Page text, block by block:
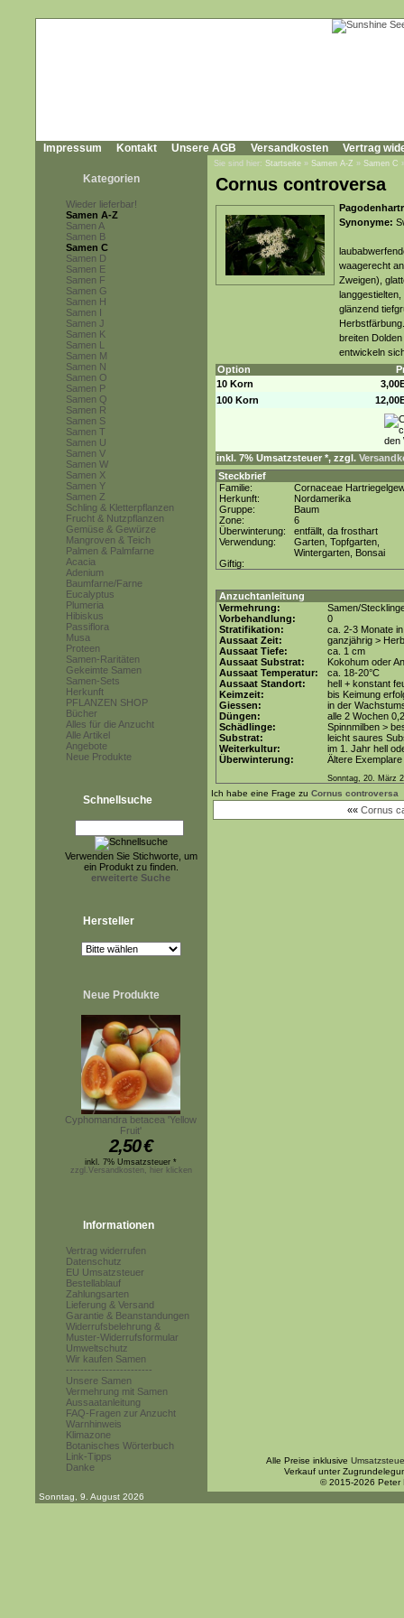
Impressum Kontakt Unsere AGB Versandkosten Vertrag
Kategorien
Wieder lieferbar!
Samen A-Z
Samen A
Samen B
Samen C
Samen D
Samen E
Samen F
Samen G
Samen H
Samen I
Samen J
Samen K
Samen L
Samen M
Samen N
Samen O
Samen P
Samen Q
Samen R
Samen S
Samen T
Samen U
Samen V
Samen W
Samen X
Samen Y
Samen Z
Schling & Kletterpflanzen
Frucht & Nutzpflanzen
Gemüse & Gewürze
Mangroven & Teich
Palmen & Palmfarne
Acacia
Adenium
Baumfarne/Farne
Eucalyptus
Plumeria
Hibiskus
Passiflora
Musa
Proteen
Samen-Raritäten
Gekeimte Samen
Samen-Sets
Herkunft
PFLANZEN SHOP
Bücher
Alles für die Anzucht
Alle Artikel
Angebote
Neue Produkte
Schnellsuche
Verwenden Sie Stichworte, um
ein Produkt zu finden.
erweiterte Suche
Hersteller
Neue Produkte
Cyphomandra betacea 'Yellow
Fruit'
2,50€
inkl. 7% Umsatzsteuer *
zzgl.Versandkosten, hier klicken
Informationen
Vertrag widerrufen
Datenschutz
EU Umsatzsteuer
Bestellablauf
Zahlungsarten
Lieferung & Versand
Garantie & Beanstandungen
Widerrufsbelehrung &
Muster-Widerrufsformular
Umweltschutz
Wir kaufen Samen
------------------------
Unsere Samen
Vermehrung mit Samen
Aussaatanleitung
FAQ-Fragen zur Anzucht
Warnhinweis
Klimazone
Botanisches Wörterbuch
Link-Tipps
Danke
Sie sind hier: Startseite » Samen A-Z » Samen C
Cornus controversa
Synonyme:
waagerecht
Zweigen),
glänzend
breiten
entwickeln
Option
10 Korn
100 Korn
inkl. 7% Umsatzsteuer *, zzgl.
Steckbrief
Familie:
Cornaceae
Herkunft:
Nordamerika
Gruppe:
Baum
Zone:
6
Überwinterung:
entfällt, da frosthart
Verwendung:
Garten, Topfgarten,
Wintergarten, Bonsai
Giftig:
Anzuchtanleitung
Vermehrung:
Samen/
Vorbehandlung:
0
Stratifikation:
ca. 2-3 Monate
Aussaat Zeit:
ganzjährig >
Aussaat Tiefe:
ca. 1 cm
Aussaat Substrat:
Kokohum oder
Aussaat Temperatur:
ca. 18-20°C
Aussaat Standort:
hell + konstant
Keimzeit:
bis Keimung
Giessen:
in der
Düngen:
alle 2 Wochen
Schädlinge:
Spinnmilben >
Substrat:
leicht saures
Weiterkultur:
im 1. Jahr hell
Überwinterung:
Ältere
Sonntag, 20. März
Ich habe eine Frage zu Cornus controversa
«« Cornus
Alle Preise inklusive
Verkauf unter
© 2015-2026 Peter
Sonntag, 9. August 2026